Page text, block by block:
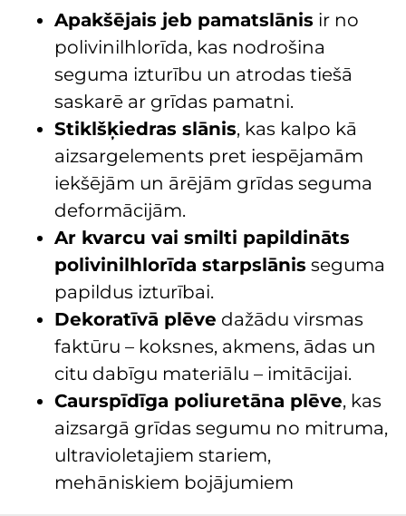
Apakšējais jeb pamatslānis ir no
polivinilhlorīda, kas nodrošina
seguma izturību un atrodas tiešā
saskarē ar grīdas pamatni.
Stiklšķiedras slānis, kas kalpo kā
aizsargelements pret iespējamām
iekšējām un ārējām grīdas seguma
deformācijām.
Ar kvarcu vai smilti papildināts
polivinilhlorīda starpslānis seguma
papildus izturībai.
Dekoratīvā plēve dažādu virsmas
faktūru – koksnes, akmens, ādas un
citu dabīgu materiālu – imitācijai.
Caurspīdīga poliuretāna plēve, kas
aizsargā grīdas segumu no mitruma,
ultravioletajiem stariem,
mehāniskiem bojājumiem